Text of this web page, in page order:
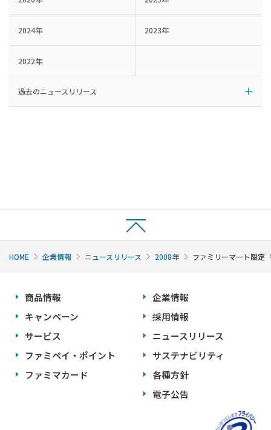
2024年 2023年
2022年
過去のニュースリリース
HOME 企業情報 ニュースリリース 2008年 ファミリーマート限定
商品情報
キャンペーン
サービス
ファミペイ・ポイント
ファミマカード
企業情報
採用情報
ニュースリリース
サステナビリティ
各種方針
電子公告